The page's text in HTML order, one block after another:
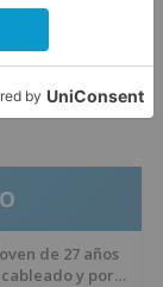
de 27 años
y por